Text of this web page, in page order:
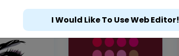
I Would Like To Use Web Editor!